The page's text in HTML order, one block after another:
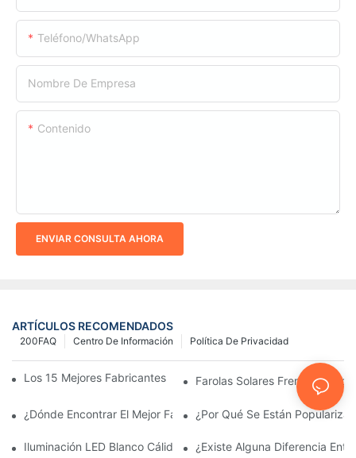
Teléfono/WhatsApp
Nombre De Empresa
Contenido
ENVIAR CONSULTA AHORA
ARTÍCULOS RECOMENDADOS
Política De Privacidad
Centro De Información
200FAQ
Los 15 Mejores Fabricantes De Farolas Solares Del Mundo
Farolas Solares Frente A
¿Dónde Encontrar El Mejor Fabricante De Farolas Solares?
¿Por Qué Se Están
Iluminación LED Blanco Cálido Vs. Blanco Suave
¿Existe Alguna Diferencia